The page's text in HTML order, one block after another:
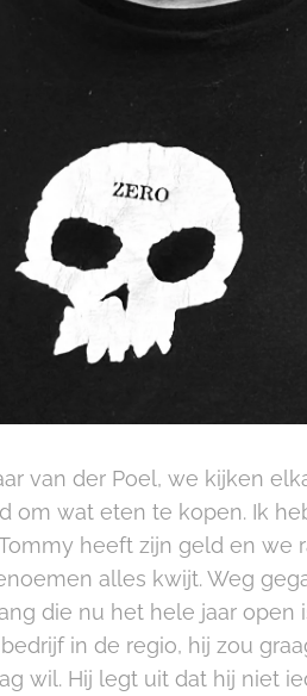
van der Poel, we kijken
om wat eten te kopen. Ik
heeft zijn geld en we
alles kwijt. Weg
die nu het hele jaar open
in de regio, hij zou
wil. Hij legt uit dat hij niet